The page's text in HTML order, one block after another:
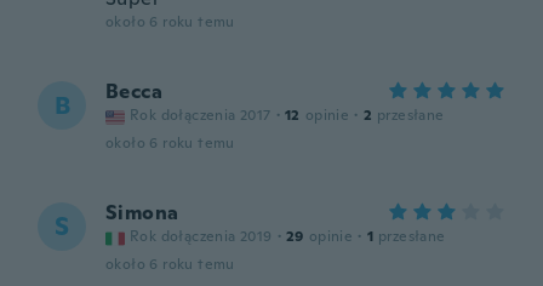
około 6 roku temu
B Becca
Rok dołączenia 2017 · 12 opinie · 2 przesłane
około 6 roku temu
S Simona
Rok dołączenia 2019 · 29 opinie · 1 przesłane
około 6 roku temu